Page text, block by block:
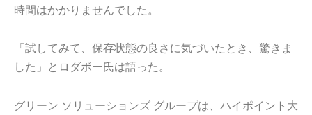
時間はかかりませんでした。
「試してみて、保存状態の良さに気づいたとき、驚きま
した」とロダボー氏は語った。
グリーン ソリューションズ グループは、ハイポイント大